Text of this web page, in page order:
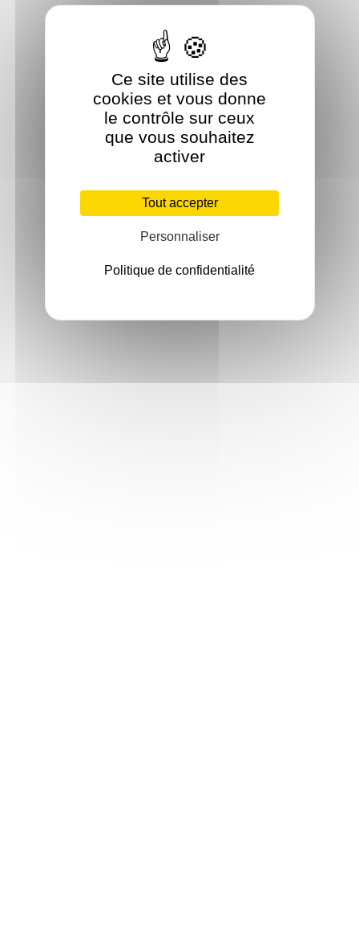
Ce site utilise des
cookies et vous donne
le contrôle sur ceux
que vous souhaitez
activer
Tout accepter
Personnaliser
Politique de confidentialité